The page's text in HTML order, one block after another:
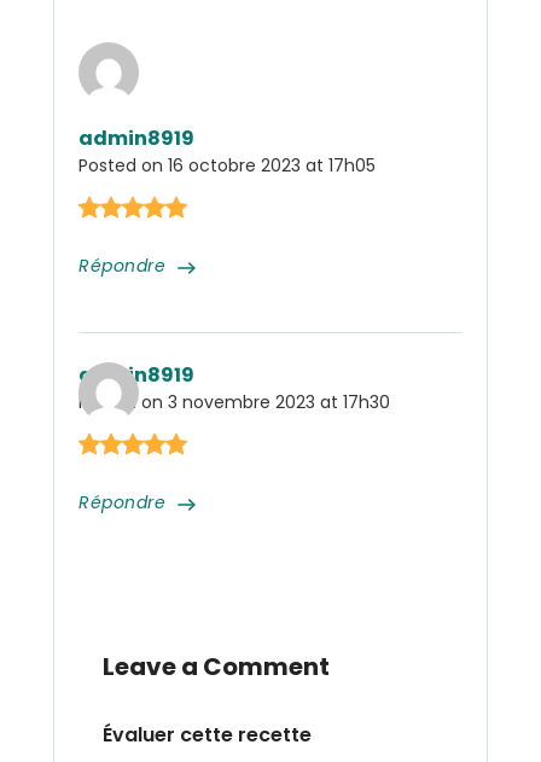
admin8919
Posted on 16 octobre 2023 at 17h05
Répondre
admin8919
Posted on 3 novembre 2023 at 17h30
Répondre
Leave a Comment
Évaluer cette recette